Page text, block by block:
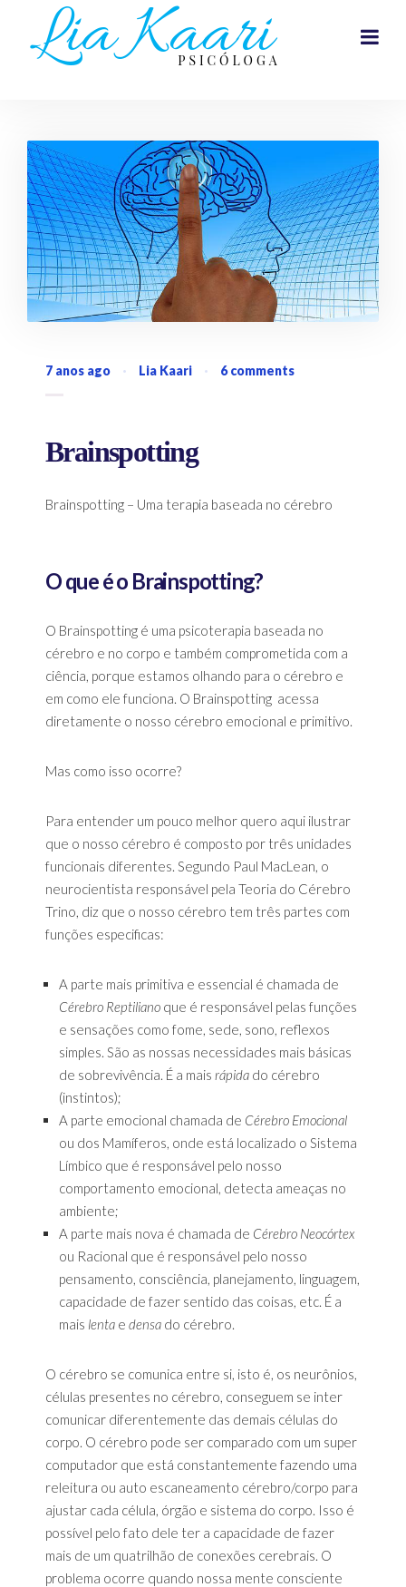
7 anos ago · Lia Kaari · 6 comments
Brainspotting
Brainspotting – Uma terapia baseada no cérebro
O que é o Brainspotting?
O Brainspotting é uma psicoterapia baseada no
cérebro e no corpo e também comprometida com a
ciência, porque estamos olhando para o cérebro e
em como ele funciona. O Brainspotting acessa
diretamente o nosso cérebro emocional e primitivo.
Mas como isso ocorre?
Para entender um pouco melhor quero aqui ilustrar
que o nosso cérebro é composto por três unidades
funcionais diferentes. Segundo Paul MacLean, o
neurocientista responsável pela Teoria do Cérebro
Trino, diz que o nosso cérebro tem três partes com
funções especificas:
A parte mais primitiva e essencial é chamada de
Cérebro Reptiliano que é responsável pelas funções
e sensações como fome, sede, sono, reflexos
simples. São as nossas necessidades mais básicas
de sobrevivência. É a mais rápida do cérebro
(instintos);
A parte emocional chamada de Cérebro Emocional
ou dos Mamíferos, onde está localizado o Sistema
Límbico que é responsável pelo nosso
comportamento emocional, detecta ameaças no
ambiente;
A parte mais nova é chamada de Cérebro Neocórtex
ou Racional que é responsável pelo nosso
pensamento, consciência, planejamento, linguagem,
capacidade de fazer sentido das coisas, etc. É a
mais lenta e densa do cérebro.
O cérebro se comunica entre si, isto é, os neurônios,
células presentes no cérebro, conseguem se inter
comunicar diferentemente das demais células do
corpo. O cérebro pode ser comparado com um super
computador que está constantemente fazendo uma
releitura ou auto escaneamento cérebro/corpo para
ajustar cada célula, órgão e sistema do corpo. Isso é
possível pelo fato dele ter a capacidade de fazer
mais de um quatrilhão de conexões cerebrais. O
problema ocorre quando nossa mente consciente